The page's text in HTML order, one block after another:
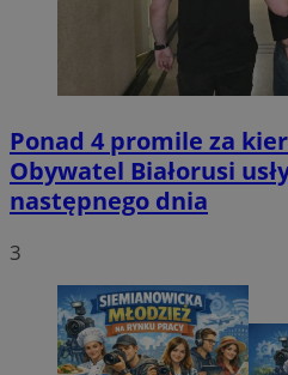
Ponad 4 promile za
Obywatel Białorusi
następnego dnia
3